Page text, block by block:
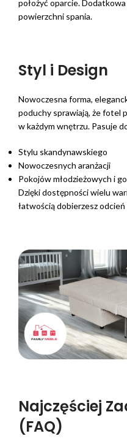
położyć oparcie.
powierzchni spania.
Styl i Design
Nowoczesna forma,
poduchy sprawiają, że fotel
w każdym wnętrzu. Pasuje
Stylu skandynawskiego
Nowoczesnych aranżacji
Pokojów młodzieżowych i
Dzięki dostępności wielu
łatwością dobierzesz
Najczęściej
(FAQ)